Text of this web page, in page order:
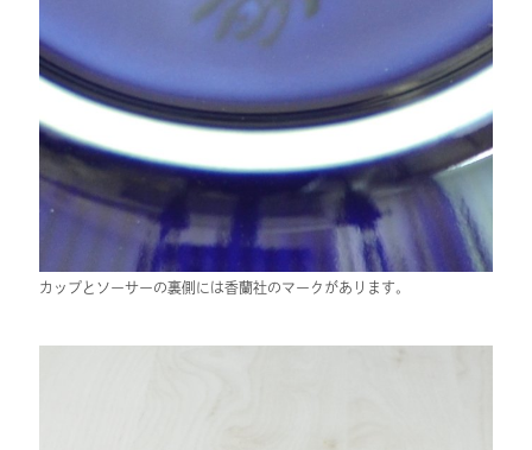
カップとソーサーの裏側には香蘭社のマークがあります。